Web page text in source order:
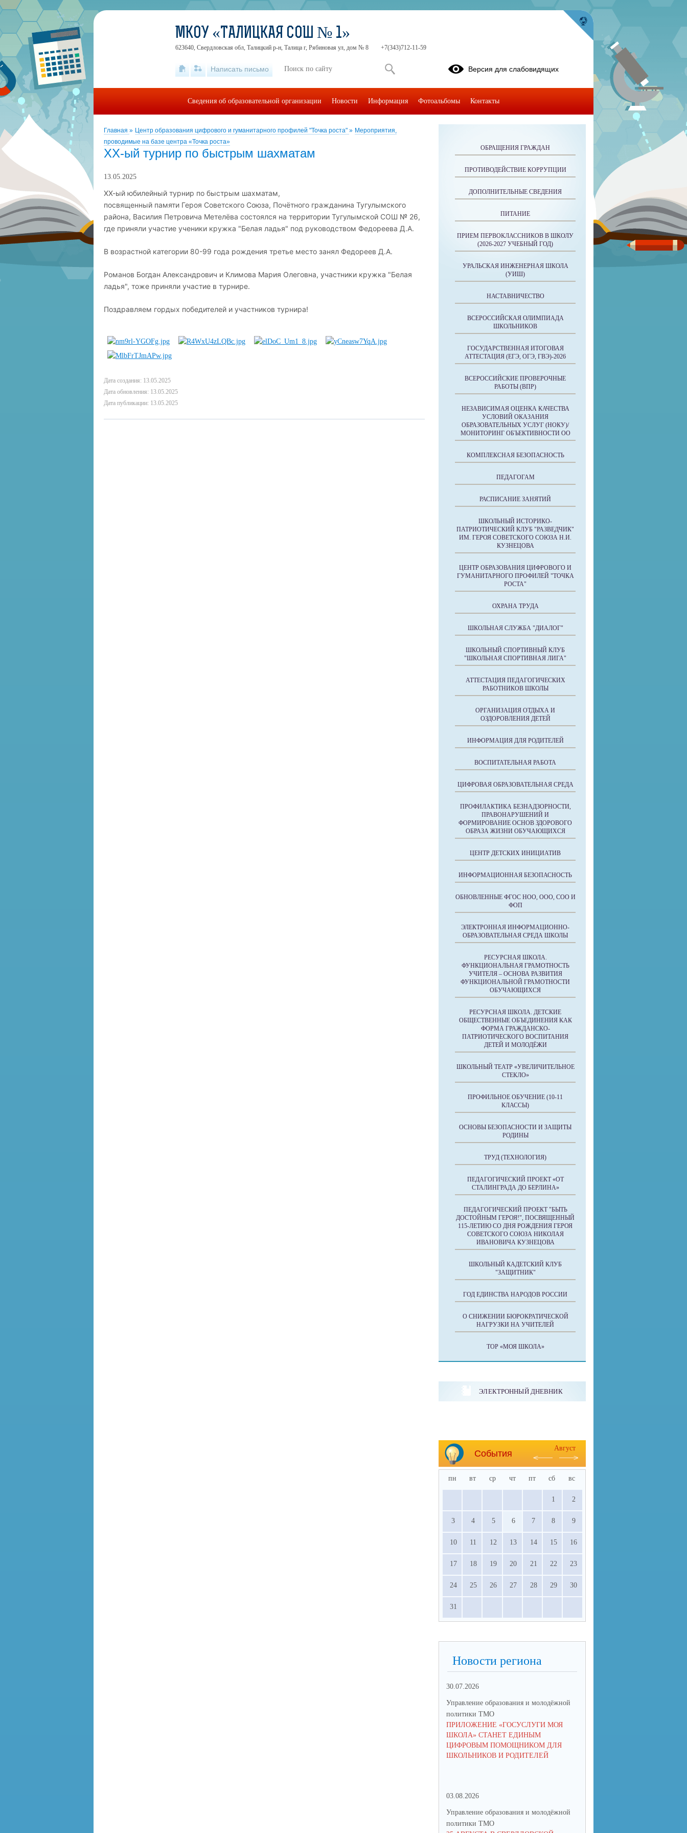
Главная » Центр образования цифрового и гуманитарного профилей "Точка роста" » Мероприятия,
проводимые на базе центра «Точка роста»
ХХ-ый турнир по быстрым шахматам
13.05.2025
ХХ-ый юбилейный турнир по быстрым шахматам,
посвященный памяти Героя Советского Союза, Почётного гражданина Тугулымского
района, Василия Петровича Метелёва состоялся на территории Тугулымской СОШ № 26,
где приняли участие ученики кружка "Белая ладья" под руководством Федореева Д.А.
В возрастной категории 80-99 года рождения третье место занял Федореев Д.А.
Романов Богдан Александрович и Климова Мария Олеговна, участники кружка "Белая
ладья", тоже приняли участие в турнире.
Поздравляем гордых победителей и участников турнира!
Дата создания: 13.05.2025
Дата обновления: 13.05.2025
Дата публикации: 13.05.2025
ОБРАЩЕНИЯ ГРАЖДАН
ПРОТИВОДЕЙСТВИЕ КОРРУПЦИИ
ДОПОЛНИТЕЛЬНЫЕ СВЕДЕНИЯ
ПИТАНИЕ
ПРИЕМ ПЕРВОКЛАССНИКОВ В ШКОЛУ
(2026-2027 УЧЕБНЫЙ ГОД)
УРАЛЬСКАЯ ИНЖЕНЕРНАЯ ШКОЛА
(УИШ)
НАСТАВНИЧЕСТВО
ВСЕРОССИЙСКАЯ ОЛИМПИАДА
ШКОЛЬНИКОВ
ГОСУДАРСТВЕННАЯ ИТОГОВАЯ
АТТЕСТАЦИЯ (ЕГЭ, ОГЭ, ГВЭ)-2026
ВСЕРОССИЙСКИЕ ПРОВЕРОЧНЫЕ
РАБОТЫ (ВПР)
НЕЗАВИСИМАЯ ОЦЕНКА КАЧЕСТВА
УСЛОВИЙ ОКАЗАНИЯ
ОБРАЗОВАТЕЛЬНЫХ УСЛУГ (НОКУ)/
МОНИТОРИНГ ОБЪЕКТИВНОСТИ ОО
КОМПЛЕКСНАЯ БЕЗОПАСНОСТЬ
ПЕДАГОГАМ
РАСПИСАНИЕ ЗАНЯТИЙ
ШКОЛЬНЫЙ ИСТОРИКО-
ПАТРИОТИЧЕСКИЙ КЛУБ "РАЗВЕДЧИК"
ИМ. ГЕРОЯ СОВЕТСКОГО СОЮЗА Н.И.
КУЗНЕЦОВА
ЦЕНТР ОБРАЗОВАНИЯ ЦИФРОВОГО И
ГУМАНИТАРНОГО ПРОФИЛЕЙ "ТОЧКА
РОСТА"
ОХРАНА ТРУДА
ШКОЛЬНАЯ СЛУЖБА "ДИАЛОГ"
ШКОЛЬНЫЙ СПОРТИВНЫЙ КЛУБ
"ШКОЛЬНАЯ СПОРТИВНАЯ ЛИГА"
АТТЕСТАЦИЯ ПЕДАГОГИЧЕСКИХ
РАБОТНИКОВ ШКОЛЫ
ОРГАНИЗАЦИЯ ОТДЫХА И
ОЗДОРОВЛЕНИЯ ДЕТЕЙ
ИНФОРМАЦИЯ ДЛЯ РОДИТЕЛЕЙ
ВОСПИТАТЕЛЬНАЯ РАБОТА
ЦИФРОВАЯ ОБРАЗОВАТЕЛЬНАЯ СРЕДА
ПРОФИЛАКТИКА БЕЗНАДЗОРНОСТИ,
ПРАВОНАРУШЕНИЙ И
ФОРМИРОВАНИЕ ОСНОВ ЗДОРОВОГО
ОБРАЗА ЖИЗНИ ОБУЧАЮЩИХСЯ
ЦЕНТР ДЕТСКИХ ИНИЦИАТИВ
ИНФОРМАЦИОННАЯ БЕЗОПАСНОСТЬ
ОБНОВЛЕННЫЕ ФГОС НОО, ООО, СОО И
ФОП
ЭЛЕКТРОННАЯ ИНФОРМАЦИОННО-
ОБРАЗОВАТЕЛЬНАЯ СРЕДА ШКОЛЫ
РЕСУРСНАЯ ШКОЛА.
ФУНКЦИОНАЛЬНАЯ ГРАМОТНОСТЬ
УЧИТЕЛЯ – ОСНОВА РАЗВИТИЯ
ФУНКЦИОНАЛЬНОЙ ГРАМОТНОСТИ
ОБУЧАЮЩИХСЯ
РЕСУРСНАЯ ШКОЛА. ДЕТСКИЕ
ОБЩЕСТВЕННЫЕ ОБЪЕДИНЕНИЯ КАК
ФОРМА ГРАЖДАНСКО-
ПАТРИОТИЧЕСКОГО ВОСПИТАНИЯ
ДЕТЕЙ И МОЛОДЁЖИ
ШКОЛЬНЫЙ ТЕАТР «УВЕЛИЧИТЕЛЬНОЕ
СТЕКЛО»
ПРОФИЛЬНОЕ ОБУЧЕНИЕ (10-11
КЛАССЫ)
ОСНОВЫ БЕЗОПАСНОСТИ И ЗАЩИТЫ
РОДИНЫ
ТРУД (ТЕХНОЛОГИЯ)
ПЕДАГОГИЧЕСКИЙ ПРОЕКТ «ОТ
СТАЛИНГРАДА ДО БЕРЛИНА»
ПЕДАГОГИЧЕСКИЙ ПРОЕКТ "БЫТЬ
ДОСТОЙНЫМ ГЕРОЯ!", ПОСВЯЩЕННЫЙ
115-ЛЕТИЮ СО ДНЯ РОЖДЕНИЯ ГЕРОЯ
СОВЕТСКОГО СОЮЗА НИКОЛАЯ
ИВАНОВИЧА КУЗНЕЦОВА
ШКОЛЬНЫЙ КАДЕТСКИЙ КЛУБ
"ЗАЩИТНИК"
ГОД ЕДИНСТВА НАРОДОВ РОССИИ
О СНИЖЕНИИ БЮРОКРАТИЧЕСКОЙ
НАГРУЗКИ НА УЧИТЕЛЕЙ
ТОР «МОЯ ШКОЛА»
ЭЛЕКТРОННЫЙ ДНЕВНИК
События
Август
пн вт ср чт пт сб вс
1 2
3 4 5 6 7 8 9
10 11 12 13 14 15 16
17 18 19 20 21 22 23
24 25 26 27 28 29 30
31
Новости региона
30.07.2026
Управление образования и молодёжной
политики ТМО
ПРИЛОЖЕНИЕ «ГОСУСЛУГИ МОЯ
ШКОЛА» СТАНЕТ ЕДИНЫМ
ЦИФРОВЫМ ПОМОЩНИКОМ ДЛЯ
ШКОЛЬНИКОВ И РОДИТЕЛЕЙ
03.08.2026
Управление образования и молодёжной
политики ТМО
МКОУ «ТАЛИЦКАЯ СОШ № 1»
623640, Свердловская обл, Талицкий р-н, Талица г, Рябиновая ул, дом № 8 +7(343)712-11-59
Написать письмо Версия для слабовидящих
Сведения об образовательной организации Новости Информация Фотоальбомы Контакты